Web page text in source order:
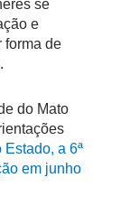
se
e
forma de
do Mato
Estado, a 6ª
em junho